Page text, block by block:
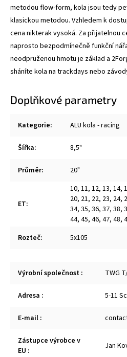
metodou flow-form, kola jsou tedy
klasickou metodou. Vzhledem k
cena nikterak vysoká. Za přijatelnou
naprosto bezpodmínečně funkční
neodpruženou hmotu je základ a
sháníte kola na trackdays nebo
Doplňkové parametry
Kategorie: ALU kola - racing
Šířka: 8,5"
Průměr: 20"
ET:
10, 11, 12, 13, 14,
20, 21, 22, 23, 24,
34, 35, 36, 37, 38,
44, 45, 46, 47, 48,
Rozteč: 5x105
Výrobní společnost : TWG
Adresa : 5-11
E-mail :
Zástupce výrobce v
EU : Jan